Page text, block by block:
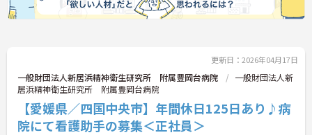
更新日：2026年04月17日
一般財団法人新居浜精神衛生研究所 附属豊岡台病院
一般財団法人新
居浜精神衛生研究所 附属豊岡台病院
【愛媛県／四国中央市】年間休日125日あり♪病
院にて看護助手の募集＜正社員＞